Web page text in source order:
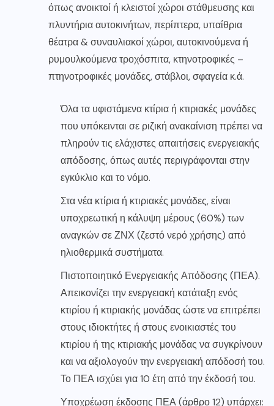
όπως ανοικτοί ή κλειστοί χώροι στάθμευσης και
πλυντήρια αυτοκινήτων, περίπτερα, υπαίθρια
θέατρα & συναυλιακοί χώροι, αυτοκινούμενα ή
ρυμουλκούμενα τροχόσπιτα, κτηνοτροφικές –
πτηνοτροφικές μονάδες, στάβλοι, σφαγεία κ.ά.
Όλα τα υφιστάμενα κτίρια ή κτιριακές μονάδες
που υπόκεινται σε ριζική ανακαίνιση πρέπει να
πληρούν τις ελάχιστες απαιτήσεις ενεργειακής
απόδοσης, όπως αυτές περιγράφονται στην
εγκύκλιο και το νόμο.
Στα νέα κτίρια ή κτιριακές μονάδες, είναι
υποχρεωτική η κάλυψη μέρους (60%) των
αναγκών σε ΖΝΧ (ζεστό νερό χρήσης) από
ηλιοθερμικά συστήματα.
Πιστοποιητικό Ενεργειακής Απόδοσης (ΠΕΑ).
Απεικονίζει την ενεργειακή κατάταξη ενός
κτιρίου ή κτιριακής μονάδας ώστε να επιτρέπει
στους ιδιοκτήτες ή στους ενοικιαστές του
κτιρίου ή της κτιριακής μονάδας να συγκρίνουν
και να αξιολογούν την ενεργειακή απόδοσή του.
Το ΠΕΑ ισχύει για 10 έτη από την έκδοσή του.
Υποχρέωση έκδοσης ΠΕΑ (άρθρο 12) υπάρχει: